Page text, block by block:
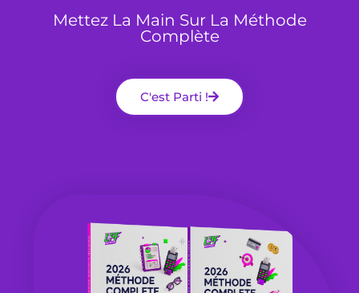
Mettez La Main Sur La Méthode
Complète
C'est Parti !